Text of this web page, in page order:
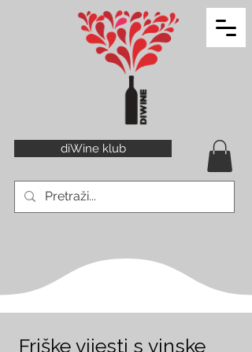
diWine klub
Friške vijesti s vinske